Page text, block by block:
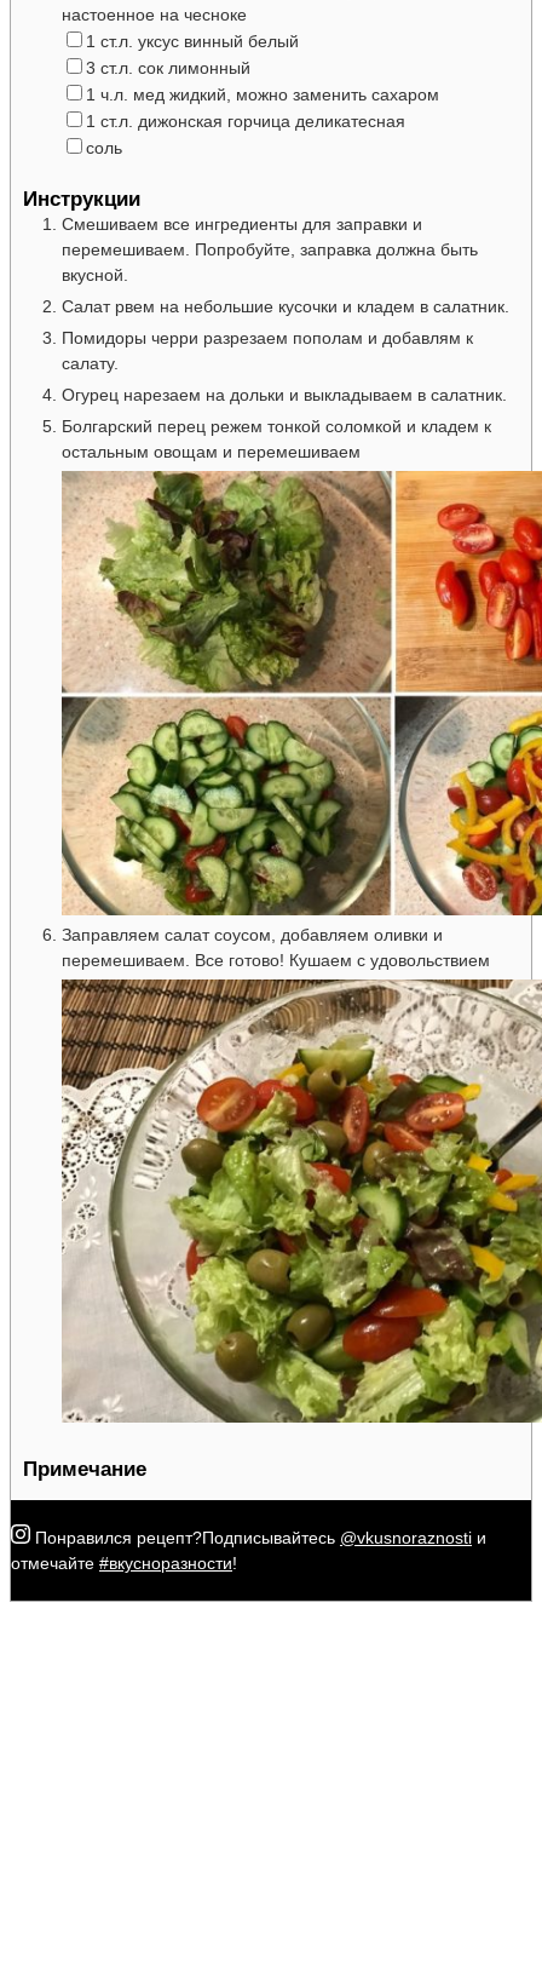
настоенное на чесноке
▢1 ст.л. уксус винный белый
▢
3 ст.л. сок лимонный
▢1 ч.л. мед жидкий, можно заменить сахаром
▢1 ст.л. дижонская горчица деликатесная
▢
соль
Инструкции
Смешиваем все ингредиенты для заправки и
перемешиваем. Попробуйте, заправка должна быть
вкусной.
Салат рвем на небольшие кусочки и кладем в салатник.
Помидоры черри разрезаем пополам и добавлям к
салату.
Огурец нарезаем на дольки и выкладываем в салатник.
Болгарский перец режем тонкой соломкой и кладем к
остальным овощам и перемешиваем
Заправляем салат соусом, добавляем оливки и
перемешиваем. Все готово! Кушаем с удовольствием
Примечание
Понравился рецепт?Подписывайтесь @vkusnoraznosti и
отмечайте #вкусноразности!